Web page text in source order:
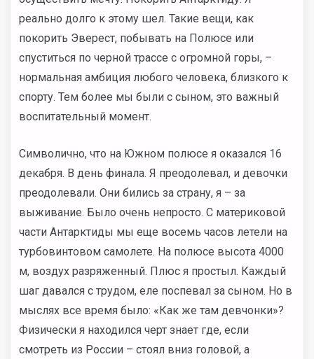
реально долго к этому шел. Такие вещи, как
покорить Эверест, побывать на Полюсе или
спуститься по черной трассе с огромной горы, –
нормальная амбиция любого человека, близкого к
спорту. Тем более мы были с сыном, это важный
воспитательный момент.
Символично, что на Южном полюсе я оказался 16
декабря. В день финала. Я преодолевал, и девочки
преодолевали. Они бились за страну, я – за
выживание. Было очень непросто. С материковой
части Антарктиды мы еще восемь часов летели на
турбовинтовом самолете. На полюсе высота 4000
м, воздух разряженный. Плюс я простыл. Каждый
шаг давался с трудом, еле поспевал за сыном. Но в
мыслях все время было: «Как же там девчонки»?
Физически я находился черт знает где, если
смотреть из России – стоял вниз головой, а